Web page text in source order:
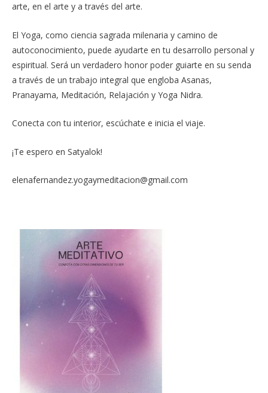
arte, en el arte y a través del arte.
El Yoga, como ciencia sagrada milenaria y camino de
autoconocimiento, puede ayudarte en tu desarrollo personal y
espiritual. Será un verdadero honor poder guiarte en su senda
a través de un trabajo integral que engloba Asanas,
Pranayama, Meditación, Relajación y Yoga Nidra.
Conecta con tu interior, escúchate e inicia el viaje.
¡Te espero en Satyalok!
elenafernandez.yogaymeditacion@gmail.com